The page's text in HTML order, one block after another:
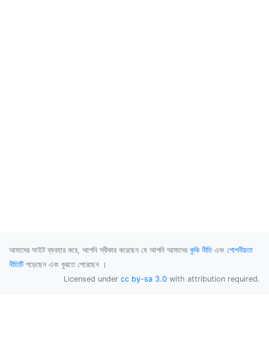
আমাদের সাইট ব্যবহার করে, আপনি স্বীকার করেছেন যে আপনি আমাদের কুকি নীতিএবং গোপনীয়তা
নীতিটি পড়েছেন এবং বুঝতে পেরেছেন ।
Licensed under cc by-sa 3.0 with attribution required.